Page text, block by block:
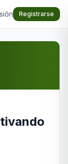
Registrarse